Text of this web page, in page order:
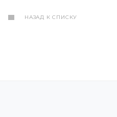
НАЗАД К СПИСКУ